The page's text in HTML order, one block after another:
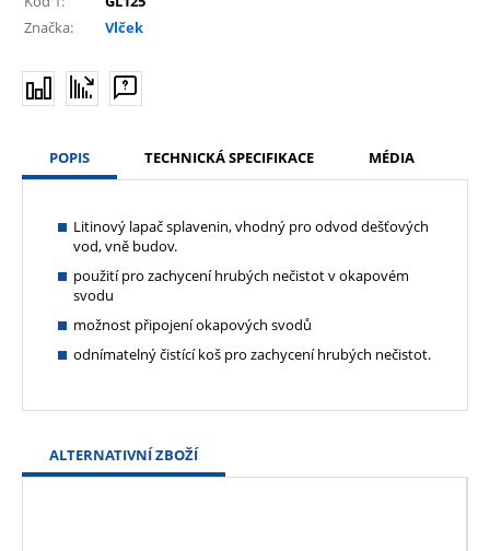
Značka:
Vlček
POPIS TECHNICKÁ SPECIFIKACE MÉDIA
Litinový lapač splavenin, vhodný pro odvod dešťových
vod, vně budov.
použití pro zachycení hrubých nečistot v okapovém
svodu
možnost připojení okapových svodů
odnímatelný čistící koš pro zachycení hrubých nečistot.
ALTERNATIVNÍ ZBOŽÍ